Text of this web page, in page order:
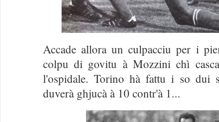
Accade allora un culpacciu per i
colpu di govitu à Mozzini chì
l'ospidale. Torino hà fattu i so dui
duverà ghjucà à 10 contr'à 1...